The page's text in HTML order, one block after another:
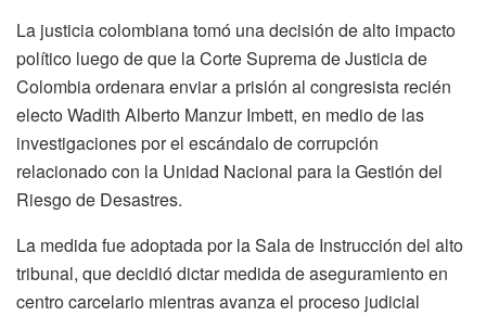
La justicia colombiana tomó una decisión de alto impacto
político luego de que la Corte Suprema de Justicia de
Colombia ordenara enviar a prisión al congresista recién
electo Wadith Alberto Manzur Imbett, en medio de las
investigaciones por el escándalo de corrupción
relacionado con la Unidad Nacional para la Gestión del
Riesgo de Desastres.
La medida fue adoptada por la Sala de Instrucción del alto
tribunal, que decidió dictar medida de aseguramiento en
centro carcelario mientras avanza el proceso judicial